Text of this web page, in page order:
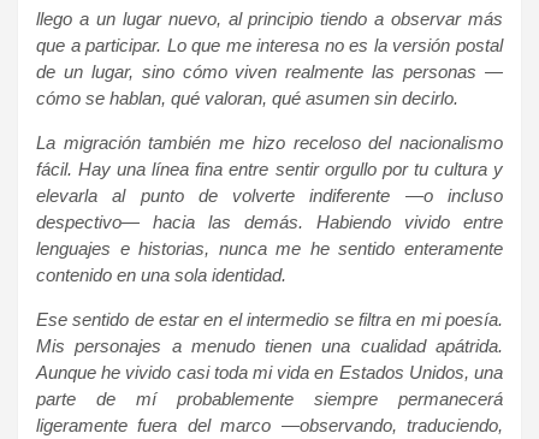
llego a un lugar nuevo, al principio tiendo a observar más
que a participar. Lo que me interesa no es la versión postal
de un lugar, sino cómo viven realmente las personas —
cómo se hablan, qué valoran, qué asumen sin decirlo.
La migración también me hizo receloso del nacionalismo
fácil. Hay una línea fina entre sentir orgullo por tu cultura y
elevarla al punto de volverte indiferente —o incluso
despectivo— hacia las demás. Habiendo vivido entre
lenguajes e historias, nunca me he sentido enteramente
contenido en una sola identidad.
Ese sentido de estar en el intermedio se filtra en mi poesía.
Mis personajes a menudo tienen una cualidad apátrida.
Aunque he vivido casi toda mi vida en Estados Unidos, una
parte de mí probablemente siempre permanecerá
ligeramente fuera del marco —observando, traduciendo,